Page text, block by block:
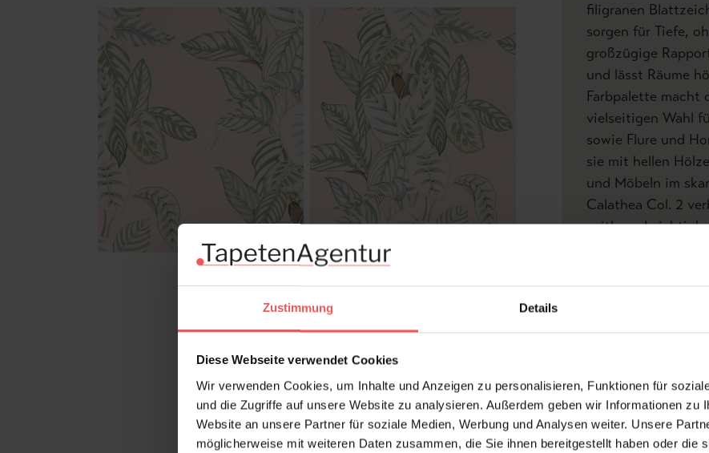
Zustimmung Details
Diese Webseite verwendet Cookies
Wir verwenden Cookies, um Inhalte und Anzeigen zu personalisieren, Funktionen für
und die Zugriffe auf unsere Website zu analysieren. Außerdem geben wir Informationen zu
Website an unsere Partner für soziale Medien, Werbung und Analysen weiter. Unsere
möglicherweise mit weiteren Daten zusammen, die Sie ihnen bereitgestellt haben oder die
filigranen
sorgen für Tiefe,
großzügige
und lässt Räume
Farbpalette macht
vielseitigen Wahl
sowie Flure und
sie mit hellen
und Möbeln im
Calathea Col. 2
zeitloser
Produktdetails
Rapport:
Versatz:
Hersteller: